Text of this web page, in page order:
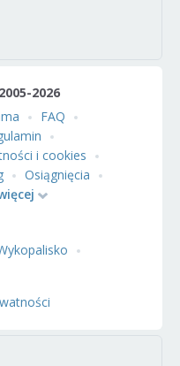
2026
FAQ
i cookies
Osiągnięcia